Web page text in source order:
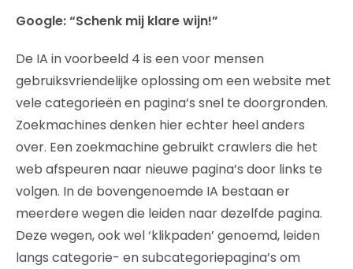
Google: “Schenk mij klare wijn!”
De IA in voorbeeld 4 is een voor mensen
gebruiksvriendelijke oplossing om een website met
vele categorieën en pagina’s snel te doorgronden.
Zoekmachines denken hier echter heel anders
over. Een zoekmachine gebruikt crawlers die het
web afspeuren naar nieuwe pagina’s door links te
volgen. In de bovengenoemde IA bestaan er
meerdere wegen die leiden naar dezelfde pagina.
Deze wegen, ook wel ‘klikpaden’ genoemd, leiden
langs categorie- en subcategoriepagina’s om